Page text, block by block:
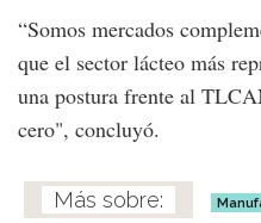
“Somos mercados
que el sector lácteo más
una postura frente al
cero", concluyó.